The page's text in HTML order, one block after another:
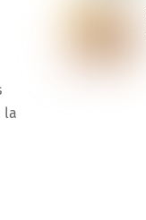
la